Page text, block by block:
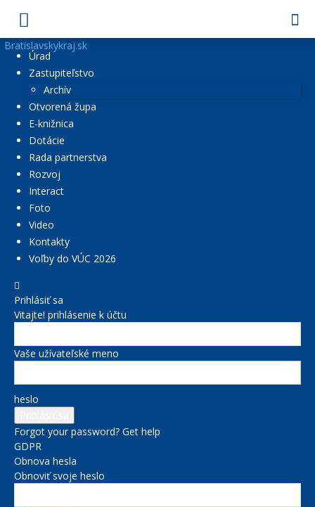
Bratislavskykraj.sk
Úrad
Zastupiteľstvo
Archív
Otvorená župa
E-knižnica
Dotácie
Rada partnerstva
Rozvoj
Interact
Foto
Video
Kontakty
Voľby do VÚC 2026
Prihlásiť sa
Vitajte! prihlásenie k účtu
Vaše užívateľské meno
heslo
Forgot your password? Get help
GDPR
Obnova hesla
Obnoviť svoje heslo